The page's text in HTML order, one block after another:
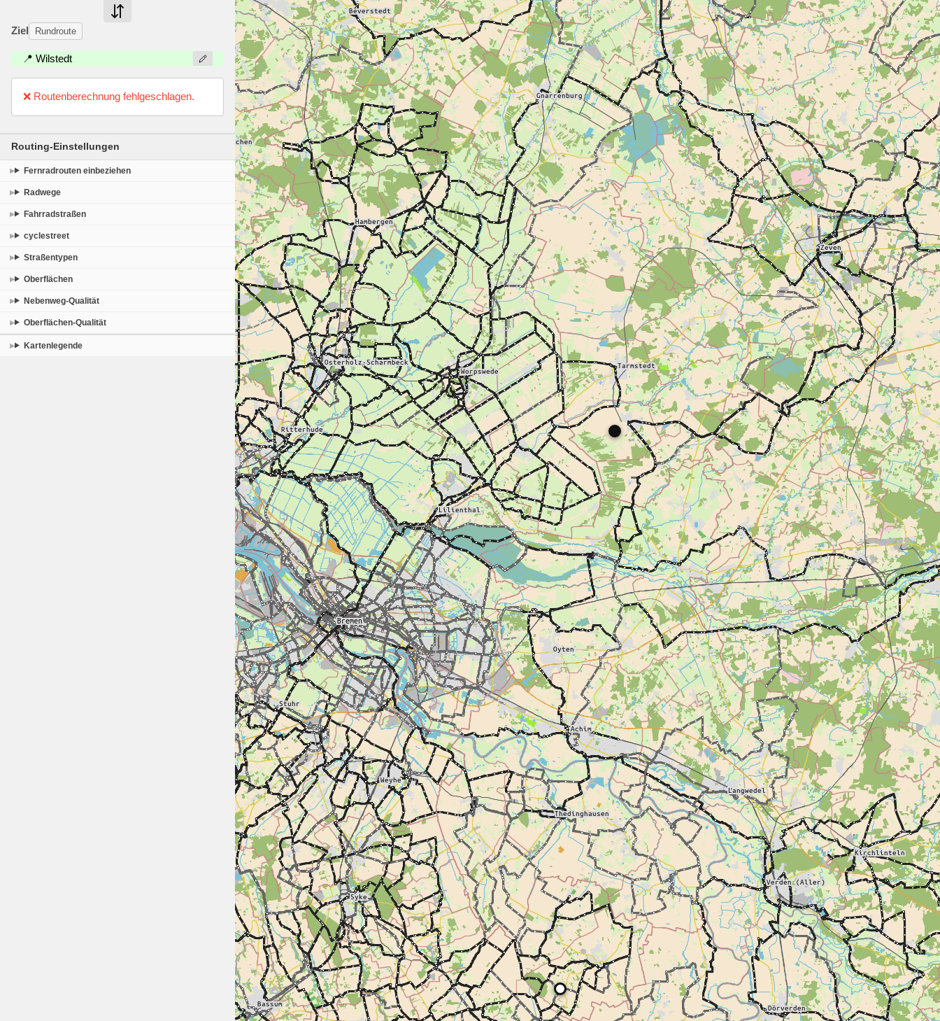
Ziel Rundroute
📍 Wilstedt
❌ Routenberechnung fehlgeschlagen.
Routing-Einstellungen
Fernradrouten einbeziehen
Radwege
Fahrradstraßen
cyclestreet
Straßentypen
Oberflächen
Nebenweg-Qualität
Oberflächen-Qualität
Kartenlegende